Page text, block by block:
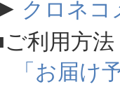
クロネコ
利用方法
「お届け